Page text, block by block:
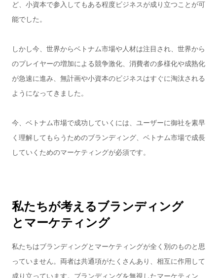
ど、小資本で参入してもある程度ビジネスが成り立つことが可
能でした。
しかし今、世界からベトナム市場や人材は注目され、世界から
のプレイヤーの増加による競争激化、消費者の多様化や成熟化
が急速に進み、無計画や小資本のビジネスはすぐに淘汰される
ようになってきました。
今、ベトナム市場で成功していくには、ユーザーに御社を素早
く理解してもらうためのブランディング、ベトナム市場で成長
していくためのマーケティングが必須です。
私たちが考え るブランディング
とマーケティング
私たちはブランディングとマーケティングが全く別のものと思
っていません。両者は共通項がたくさんあり、相互に作用して
成り立っています。ブランディングを無視したマーケティン